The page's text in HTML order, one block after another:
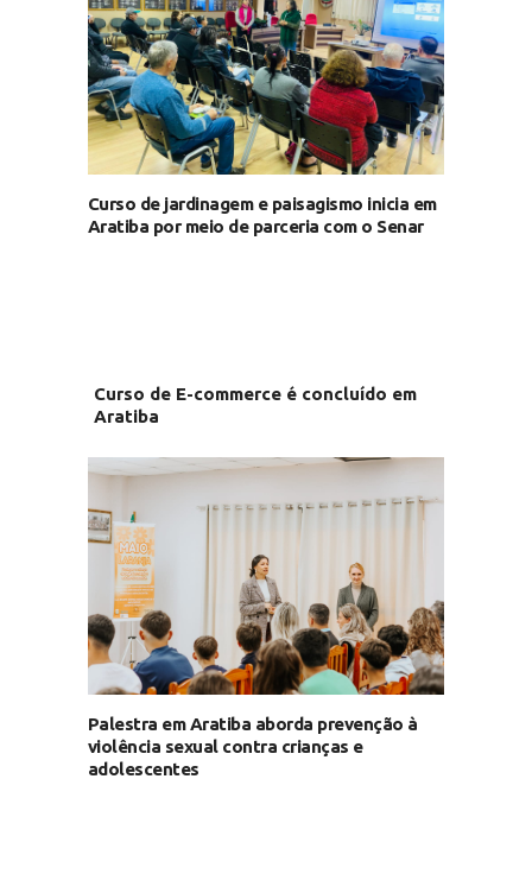
Curso de jardinagem e paisagismo inicia em
Aratiba por meio de parceria com o Senar
Curso de E-commerce é concluído em
Aratiba
Palestra em Aratiba aborda prevenção à
violência sexual contra crianças e
adolescentes